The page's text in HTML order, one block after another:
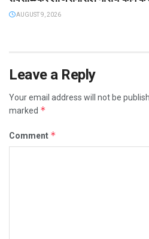
AUGUST 9, 2026
Leave a Reply
Your email address will not be
marked *
Comment *